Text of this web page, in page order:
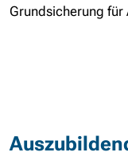
Grundsicherung